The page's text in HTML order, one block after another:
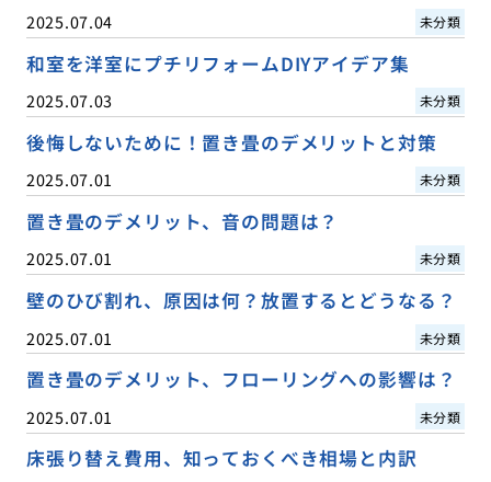
2025.07.04 未分類
和室を洋室にプチリフォームDIYアイデア集
2025.07.03 未分類
後悔しないために！置き畳のデメリットと対策
2025.07.01 未分類
置き畳のデメリット、音の問題は？
2025.07.01 未分類
壁のひび割れ、原因は何？放置するとどうなる？
2025.07.01 未分類
置き畳のデメリット、フローリングへの影響は？
2025.07.01 未分類
床張り替え費用、知っておくべき相場と内訳